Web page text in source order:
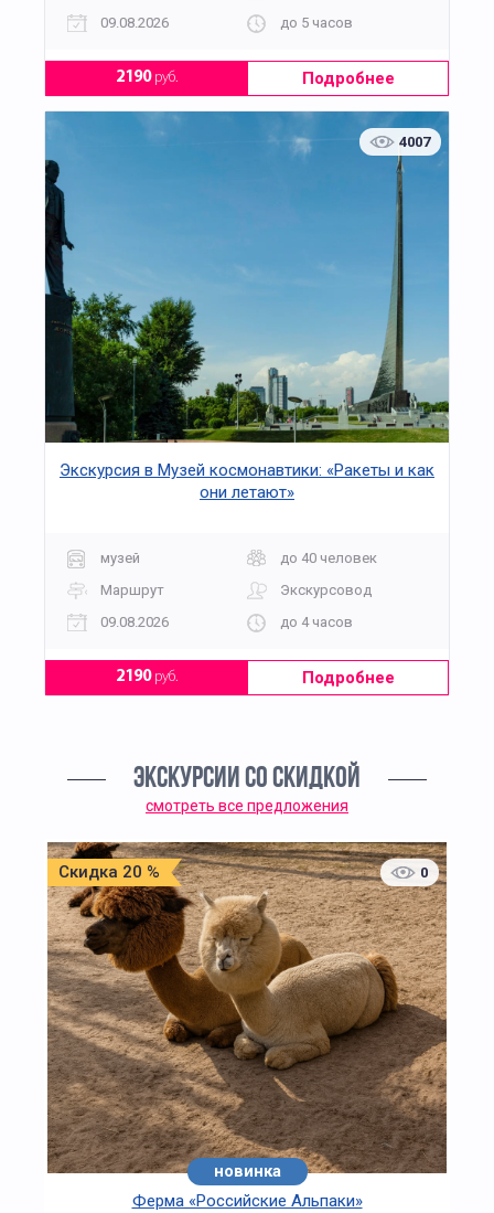
09.08.2026
до 5 часов
2190руб. Подробнее
4007
Экскурсия в Музей космонавтики: «Ракеты и как
они летают»
музей
до 40 человек
Маршрут
Экскурсовод
09.08.2026
до 4 часов
2190руб. Подробнее
ЭКСКУРСИИ СО СКИДКОЙ
смотреть все предложения
Скидка 20 % 0
новинка
Ферма «Российские Альпаки»